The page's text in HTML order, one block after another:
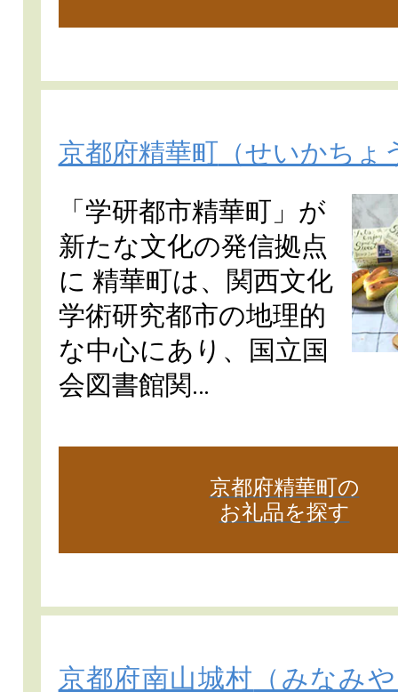
京都府精華町 （せいかちょ
「学研都市精華町」が
新たな文化の発信拠点
に 精華町は、関西文化
学術研究都市の地理的
な中心にあり、国立国
会図書館関…
京都府精華町の
お礼品を探す
京都府南山城村 （みなみ